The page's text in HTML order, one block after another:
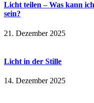
Licht teilen – Was kann
sein?
21. Dezember 2025
Licht in der Stille
14. Dezember 2025